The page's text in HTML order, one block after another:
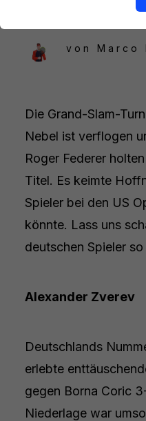
von Marco
Die Grand-Slam-
Nebel ist verflogen
Roger Federer
Titel. Es keimte
Spieler bei den US
könnte. Lass uns
deutschen Spieler
Alexander Zverev
Deutschlands
erlebte
gegen Borna Coric
Niederlage war